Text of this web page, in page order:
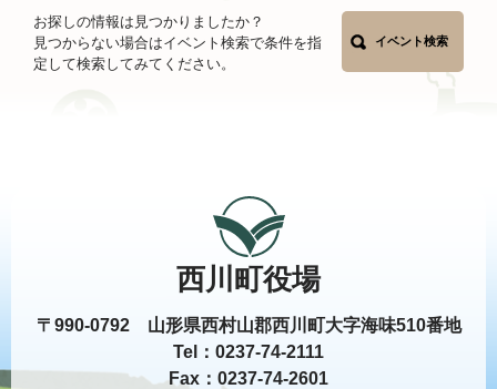
お探しの情報は見つかりましたか？
見つからない場合はイベント検索で条件を指
定して検索してみてください。
イベント検索
西川町役場
〒990-0792 山形県西村山郡西川町大字海味510番地
Tel：0237-74-2111
Fax：0237-74-2601